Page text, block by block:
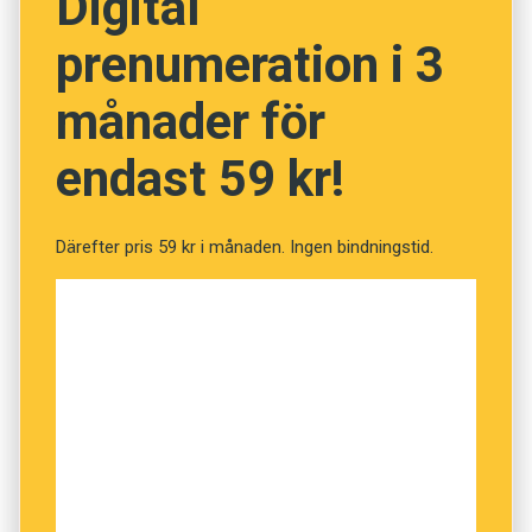
Samma avdelningar ville även byta bort
ombudsman . Det föll dock på att det inte fanns
något bra ersättningsord. Visions styrelse får
därför tid på sig att hitta ett lämpligt alternativ.
prenumeration i 3
månader för
endast 59 kr!
Därefter pris 59 kr i månaden. Ingen bindningstid.